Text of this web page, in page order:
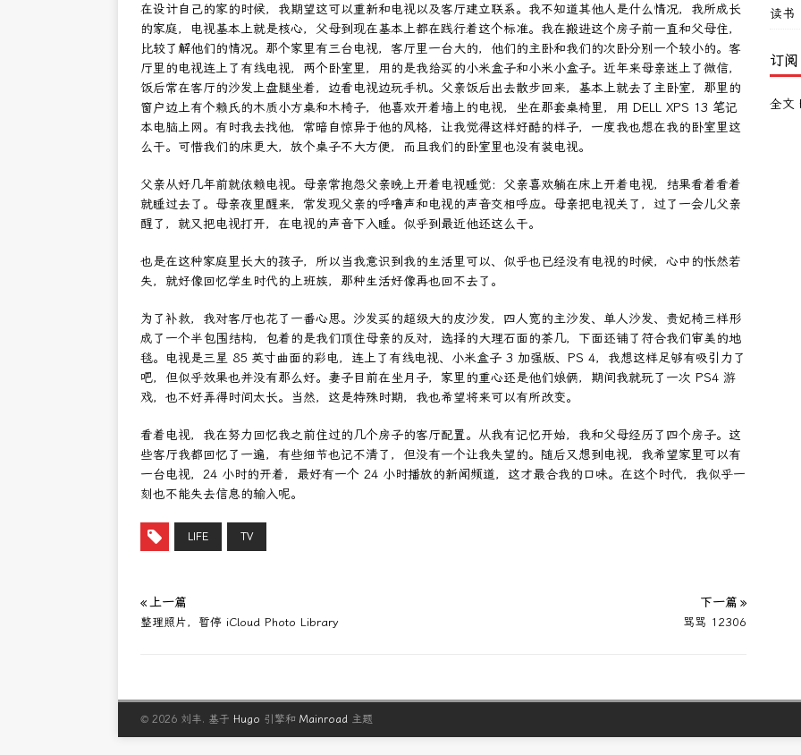
在设计自己的家的时候，我期望这可以重新和电视以及客厅建立联系。我不知道其他人是什么情况，我所成长
的家庭，电视基本上就是核心，父母到现在基本上都在践行着这个标准。我在搬进这个房子前一直和父母住，
比较了解他们的情况。那个家里有三台电视，客厅里一台大的，他们的主卧和我们的次卧分别一个较小的。客
厅里的电视连上了有线电视，两个卧室里，用的是我给买的小米盒子和小米小盒子。近年来母亲迷上了微信，
饭后常在客厅的沙发上盘腿坐着，边看电视边玩手机。父亲饭后出去散步回来，基本上就去了主卧室，那里的
窗户边上有个赖氏的木质小方桌和木椅子，他喜欢开着墙上的电视，坐在那套桌椅里，用 DELL XPS 13 笔记
本电脑上网。有时我去找他，常暗自惊异于他的风格，让我觉得这样好酷的样子，一度我也想在我的卧室里这
么干。可惜我们的床更大，放个桌子不大方便，而且我们的卧室里也没有装电视。
父亲从好几年前就依赖电视。母亲常抱怨父亲晚上开着电视睡觉：父亲喜欢躺在床上开着电视，结果看着看着
就睡过去了。母亲夜里醒来，常发现父亲的呼噜声和电视的声音交相呼应。母亲把电视关了，过了一会儿父亲
醒了，就又把电视打开，在电视的声音下入睡。似乎到最近他还这么干。
也是在这种家庭里长大的孩子，所以当我意识到我的生活里可以、似乎也已经没有电视的时候，心中的怅然若
失，就好像回忆学生时代的上班族，那种生活好像再也回不去了。
为了补救，我对客厅也花了一番心思。沙发买的超级大的皮沙发，四人宽的主沙发、单人沙发、贵妃椅三样形
成了一个半包围结构，包着的是我们顶住母亲的反对，选择的大理石面的茶几，下面还铺了符合我们审美的地
毯。电视是三星 85 英寸曲面的彩电，连上了有线电视、小米盒子 3 加强版、PS 4，我想这样足够有吸引力了
吧，但似乎效果也并没有那么好。妻子目前在坐月子，家里的重心还是他们娘俩，期间我就玩了一次 PS4 游
戏，也不好弄得时间太长。当然，这是特殊时期，我也希望将来可以有所改变。
看着电视，我在努力回忆我之前住过的几个房子的客厅配置。从我有记忆开始，我和父母经历了四个房子。这
些客厅我都回忆了一遍，有些细节也记不清了，但没有一个让我失望的。随后又想到电视，我希望家里可以有
一台电视，24 小时的开着，最好有一个 24 小时播放的新闻频道，这才最合我的口味。在这个时代，我似乎一
刻也不能失去信息的输入呢。
LIFE TV
« 上一篇
整理照片，暂停 iCloud Photo Library
下一篇 »
骂骂 12306
读书
订阅
全文
© 2026 刘丰. 基于 Hugo 引擎和 Mainroad 主题